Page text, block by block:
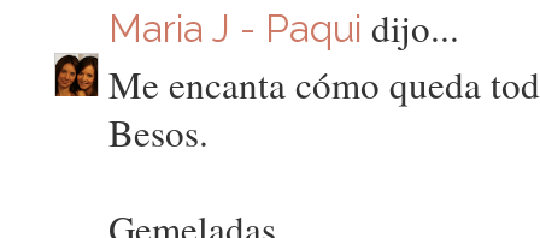
Maria J - Paqui dijo...
Me encanta cómo queda
Besos.